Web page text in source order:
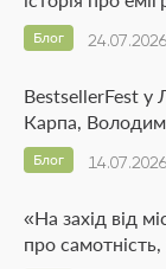
24.07.2026
Блог
BestsellerFest у
Карпа,
14.07.2026
Блог
«На захід від
про